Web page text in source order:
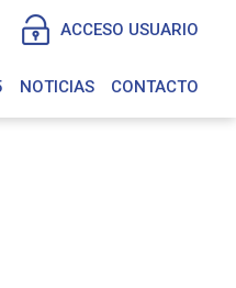
ACCESO USUARIO
NOTICIAS CONTACTO